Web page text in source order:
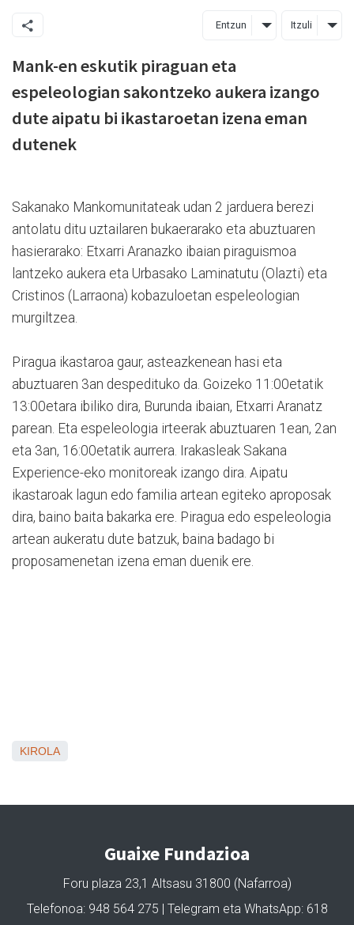
Entzun Itzuli
Mank-en eskutik piraguan eta
espeleologian sakontzeko aukera izango
dute aipatu bi ikastaroetan izena eman
dutenek
Sakanako Mankomunitateak udan 2 jarduera berezi
antolatu ditu uztailaren bukaerarako eta abuztuaren
hasierarako: Etxarri Aranazko ibaian piraguismoa
lantzeko aukera eta Urbasako Laminatutu (Olazti) eta
Cristinos (Larraona) kobazuloetan espeleologian
murgiltzea.
Piragua ikastaroa gaur, asteazkenean hasi eta
abuztuaren 3an despedituko da. Goizeko 11:00etatik
13:00etara ibiliko dira, Burunda ibaian, Etxarri Aranatz
parean. Eta espeleologia irteerak abuztuaren 1ean, 2an
eta 3an, 16:00etatik aurrera. Irakasleak Sakana
Experience-eko monitoreak izango dira. Aipatu
ikastaroak lagun edo familia artean egiteko aproposak
dira, baino baita bakarka ere. Piragua edo espeleologia
artean aukeratu dute batzuk, baina badago bi
proposamenetan izena eman duenik ere.
KIROLA
Guaixe Fundazioa
Foru plaza 23,1 Altsasu 31800 (Nafarroa)
Telefonoa: 948 564 275 | Telegram eta WhatsApp: 618